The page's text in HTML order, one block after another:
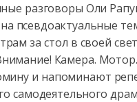
разговоры Оли
псевдоактуальные
за стол в своей
Камера.
и напоминают
самодеятельного